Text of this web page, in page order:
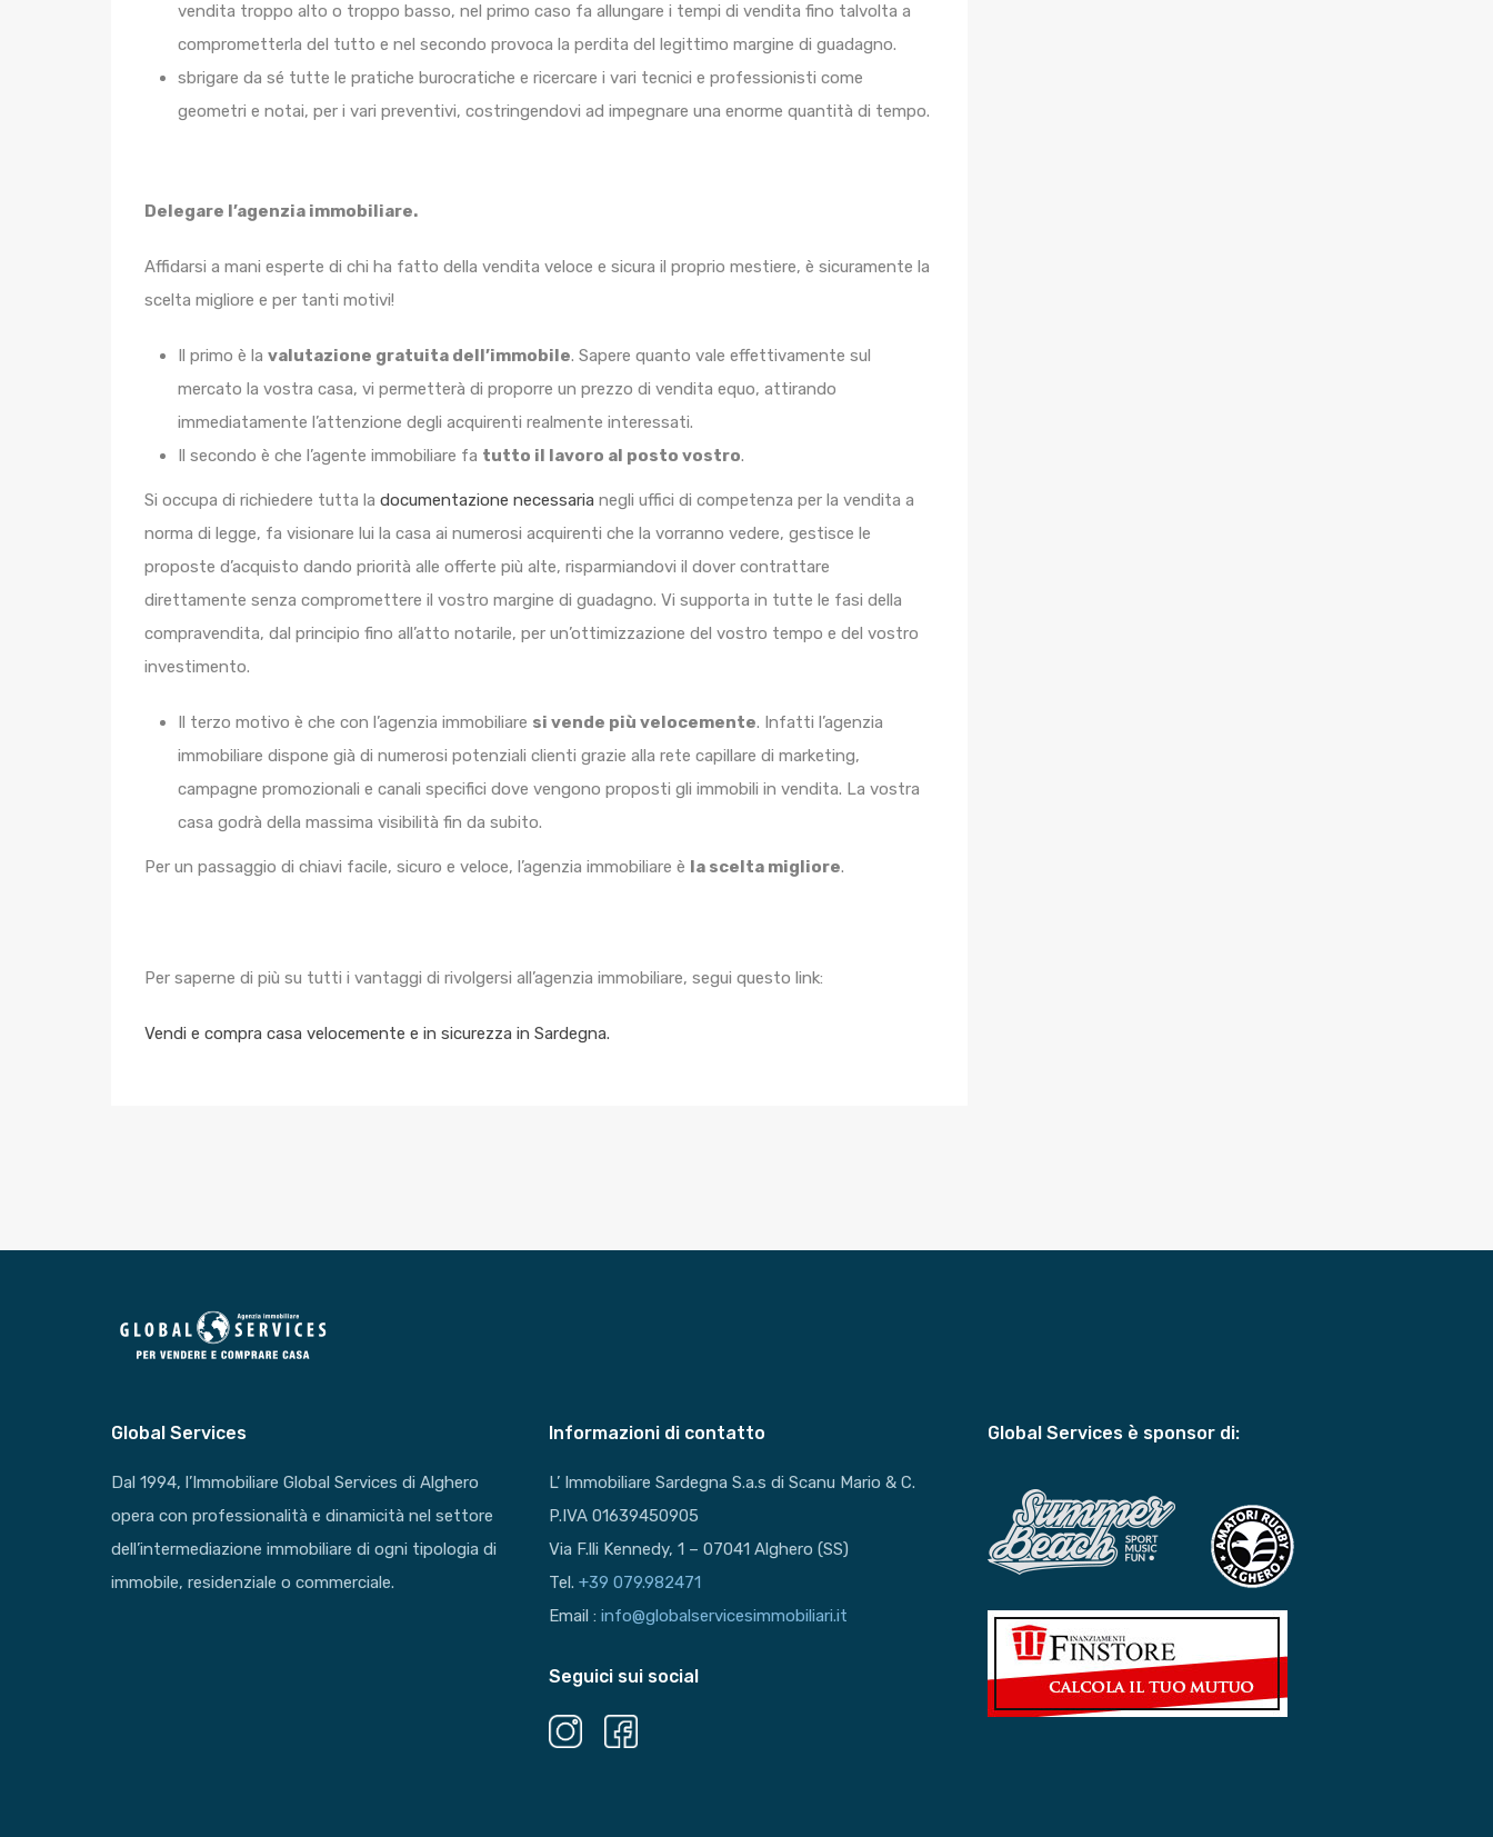
vendita troppo alto o troppo basso, nel primo caso fa allungare i tempi di vendita fino talvolta a
comprometterla del tutto e nel secondo provoca la perdita del legittimo margine di guadagno.
sbrigare da sé tutte le pratiche burocratiche e ricercare i vari tecnici e professionisti come
geometri e notai, per i vari preventivi, costringendovi ad impegnare una enorme quantità di tempo.
Delegare l’agenzia immobiliare.
Affidarsi a mani esperte di chi ha fatto della vendita veloce e sicura il proprio mestiere, è sicuramente la
scelta migliore e per tanti motivi!
Il primo è la valutazione gratuita dell’immobile. Sapere quanto vale effettivamente sul
mercato la vostra casa, vi permetterà di proporre un prezzo di vendita equo, attirando
immediatamente l’attenzione degli acquirenti realmente interessati.
Il secondo è che l’agente immobiliare fa tutto il lavoro al posto vostro.
Si occupa di richiedere tutta la documentazione necessaria negli uffici di competenza per la vendita a
norma di legge, fa visionare lui la casa ai numerosi acquirenti che la vorranno vedere, gestisce le
proposte d’acquisto dando priorità alle offerte più alte, risparmiandovi il dover contrattare
direttamente senza compromettere il vostro margine di guadagno. Vi supporta in tutte le fasi della
compravendita, dal principio fino all’atto notarile, per un’ottimizzazione del vostro tempo e del vostro
investimento.
Il terzo motivo è che con l’agenzia immobiliare si vende più velocemente. Infatti l’agenzia
immobiliare dispone già di numerosi potenziali clienti grazie alla rete capillare di marketing,
campagne promozionali e canali specifici dove vengono proposti gli immobili in vendita. La vostra
casa godrà della massima visibilità fin da subito.
Per un passaggio di chiavi facile, sicuro e veloce, l’agenzia immobiliare è la scelta migliore.
Per saperne di più su tutti i vantaggi di rivolgersi all’agenzia immobiliare, segui questo link:
Vendi e compra casa velocemente e in sicurezza in Sardegna.
Global Services
Dal 1994, l’Immobiliare Global Services di Alghero
opera con professionalità e dinamicità nel settore
dell’intermediazione immobiliare di ogni tipologia di
immobile, residenziale o commerciale.
Informazioni di contatto
L’ Immobiliare Sardegna S.a.s di Scanu Mario & C.
P.IVA 01639450905
Via F.lli Kennedy, 1 – 07041 Alghero (SS)
Tel.+39 079.982471
Email :info@globalservicesimmobiliari.it
Seguici sui social
Global Services è sponsor di: